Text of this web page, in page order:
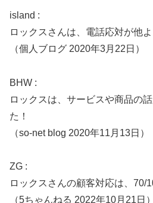
island :
ロックスさんは、電話応対が他
（個人ブログ 2020年3月22日）
BHW :
ロックスは、サービスや商品の
た！
（so-net blog 2020年11月13日）
ZG :
ロックスさんの顧客対応は、70/
（5ちゃんねる 2022年10月21日）